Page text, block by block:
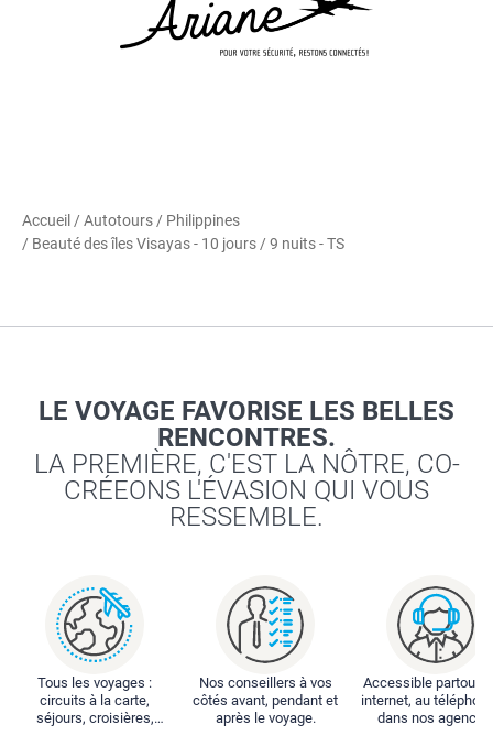
Accueil /Autotours / Philippines
/ Beauté des îles Visayas - 10 jours / 9 nuits - TS
LE VOYAGE FAVORISE LES BELLES
RENCONTRES.
LA PREMIÈRE, C'EST LA NÔTRE, CO-
CRÉEONS L'ÉVASION QUI VOUS
RESSEMBLE.
Tous les voyages :
circuits à la carte,
séjours, croisières,
Nos conseillers à vos
côtés avant, pendant et
après le voyage.
Accessible partout :
internet, au
dans nos